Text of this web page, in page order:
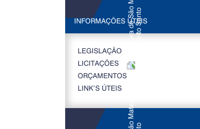
INFORMAÇÕES ÚTEIS
LEGISLAÇÃO
LICITAÇÕES
ORÇAMENTOS
LINK’S ÚTEIS